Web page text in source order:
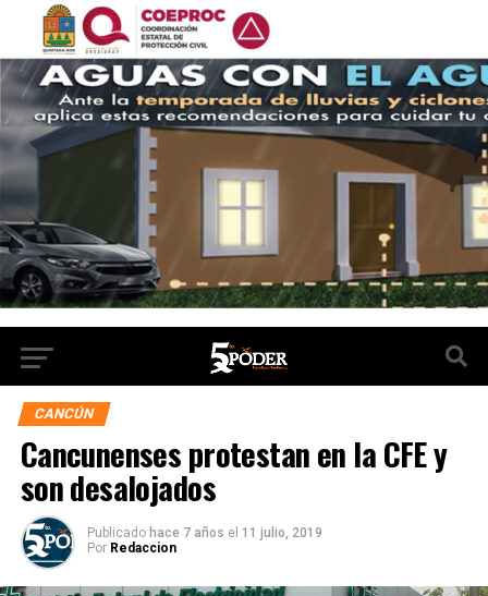
CANCÚN
Cancunenses protestan en la CFE y
son desalojados
Publicado hace 7 años el 11 julio, 2019
Por Redaccion